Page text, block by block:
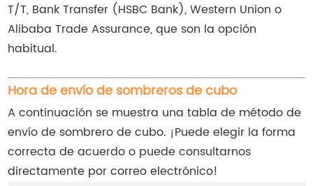
T/T, Bank Transfer (HSBC Bank), Western Union o
Alibaba Trade Assurance, que son la opción
habitual.
Hora de envío de sombreros de cubo
A continuación se muestra una tabla de método de
envío de sombrero de cubo. ¡Puede elegir la forma
correcta de acuerdo o puede consultarnos
directamente por correo electrónico!